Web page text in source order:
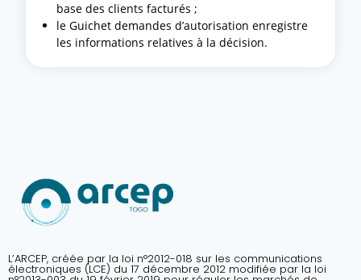
base des clients facturés ;
le Guichet demandes d’autorisation enregistre
les informations relatives à la décision.
L’ARCEP, créée par la loi n°2012-018 sur les communications
électroniques (LCE) du 17 décembre 2012 modifiée par la loi